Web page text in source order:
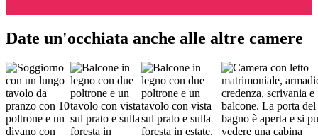
Date un'occhiata anche alle altre camere